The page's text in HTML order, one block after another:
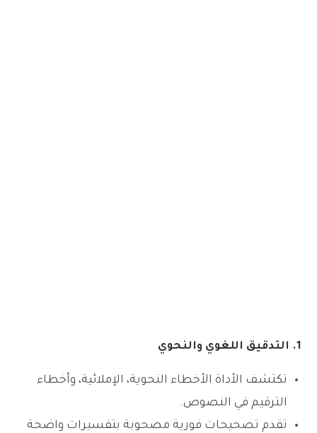
1. التدقيق اللغوي والنحوي
تكتشف الأداة الأخطاء النحوية، الإملائية، وأخطاء
الترقيم في النصوص.
تقدم تصحيحات فورية مصحوبة بتفسيرات واضحة